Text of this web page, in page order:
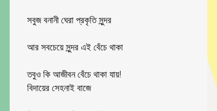
সবুজ বনানী ঘেরা প্রকৃতি সুন্দর
আর সবচেয়ে সুন্দর এই বেঁচে থাকা
তবুও কি আজীবন বেঁচে থাকা যায়!
বিদায়ের সেহনাই বাজে